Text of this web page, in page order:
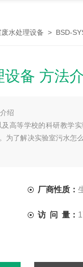
废水处理设备 > BSD-
备 方法
绍
高等学校的科研教学
为了解决实验室污水怎
厂商性质：
访 问 量：